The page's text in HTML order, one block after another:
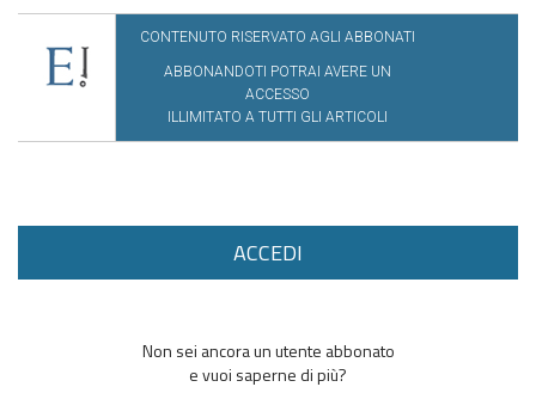
CONTENUTO RISERVATO AGLI ABBONATI
ABBONANDOTI POTRAI AVERE UN
ACCESSO
ILLIMITATO A TUTTI GLI ARTICOLI
ACCEDI
Non sei ancora un utente abbonato
e vuoi saperne di più?